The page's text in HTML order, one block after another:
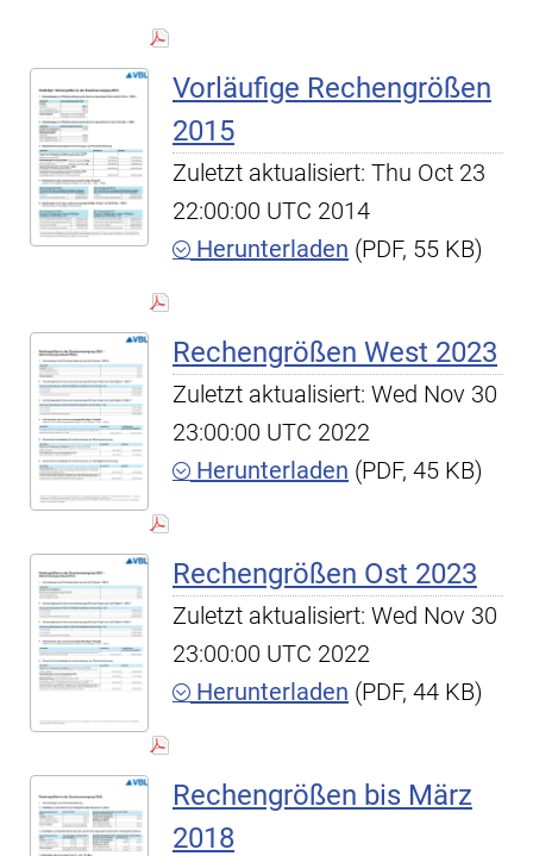
Vorläufige Rechengrößen
2015
Zuletzt aktualisiert: Thu Oct 23
22:00:00 UTC 2014
Herunterladen (PDF, 55 KB)
Rechengrößen West 2023
Zuletzt aktualisiert: Wed Nov 30
23:00:00 UTC 2022
Herunterladen (PDF, 45 KB)
Rechengrößen Ost 2023
Zuletzt aktualisiert: Wed Nov 30
23:00:00 UTC 2022
Herunterladen (PDF, 44 KB)
Rechengrößen bis März
2018